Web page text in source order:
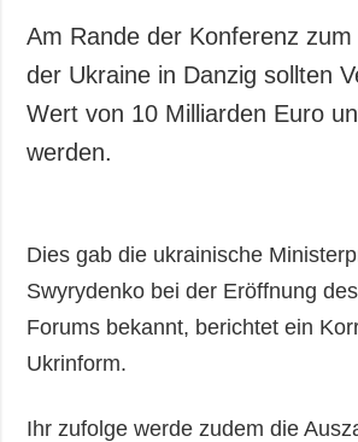
Am Rande der Konferenz
der Ukraine in Danzig sollten
Wert von 10 Milliarden Euro
werden.
Dies gab die ukrainische
Swyrydenko bei der Eröffnung
Forums bekannt, berichtet ein
Ukrinform.
Ihr zufolge werde zudem die